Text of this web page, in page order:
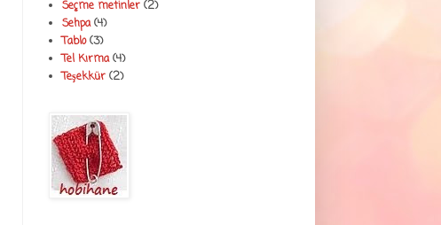
Seçme metinler (2)
Sehpa (4)
Tablo (3)
Tel Kırma (4)
Teşekkür (2)